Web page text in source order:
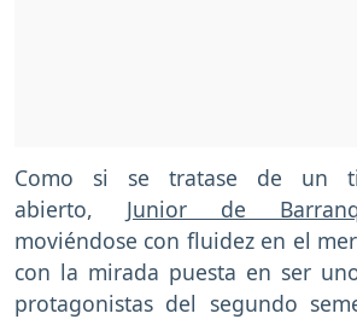
Como si se tratase de un
abierto, Junior de
moviéndose con fluidez en el
con la mirada puesta en ser
protagonistas del segundo